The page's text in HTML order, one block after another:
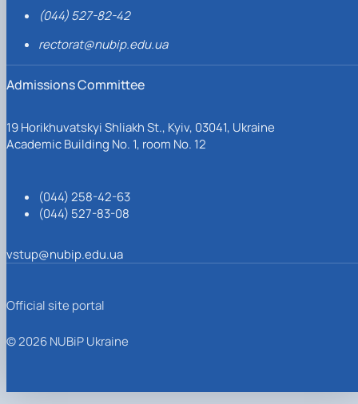
(044) 527-82-42
rectorat@nubip.edu.ua
Admissions Committee
19 Horikhuvatskyi Shliakh St., Kyiv, 03041, Ukraine
Academic Building No. 1, room No. 12
(044) 258-42-63
(044) 527-83-08
vstup@nubip.edu.ua
Official site portal
© 2026 NUBiP Ukraine